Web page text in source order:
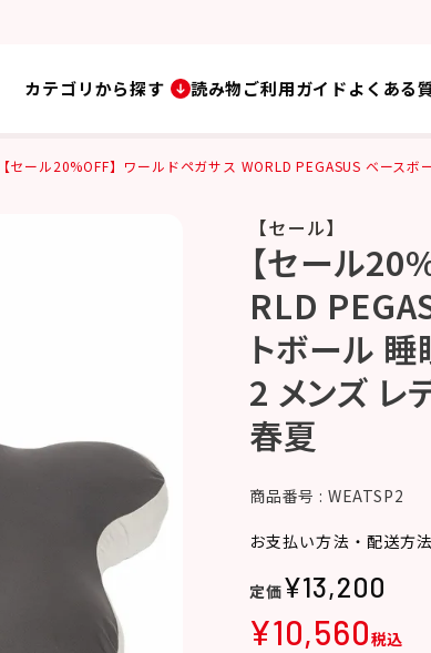
カテゴリから探す 読み物ご利用ガイドよくある
【セール20%OFF】ワールドペガサス WORLD PEGASUS ベース
【セール】
【セール
RLD
トボール
2 メンズ レ
春夏
商品番号 WEATSP2
お支払い方法・配送方
¥13,200
¥10,560税込